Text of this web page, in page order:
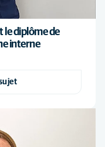
le diplôme de
interne